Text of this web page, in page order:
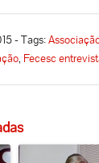
- Tags:
, Fecesc